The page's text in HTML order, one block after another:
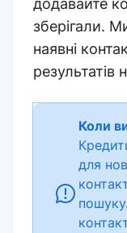
додавайте
зберігали.
наявні
результатів
Коли
для